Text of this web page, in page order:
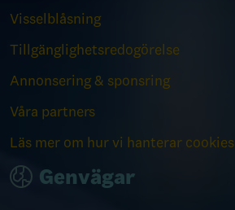
Visselblåsning
Tillgänglighetsredogörelse
Annonsering & sponsring
Våra partners
Läs mer om hur vi hanterar cookies
Genvägar